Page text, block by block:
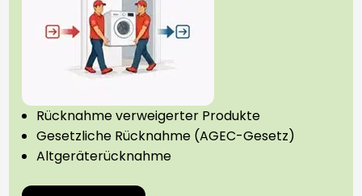
Rücknahme verweigerter Produkte
Gesetzliche Rücknahme (AGEC-Gesetz)
Altgeräterücknahme